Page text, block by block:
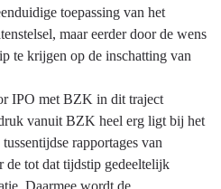
toepassing van het
maar eerder door de wens
te krijgen op de inschatting van
IPO met BZK in dit traject
vanuit BZK heel erg ligt bij het
rapportages van
de tot dat tijdstip gedeeltelijk